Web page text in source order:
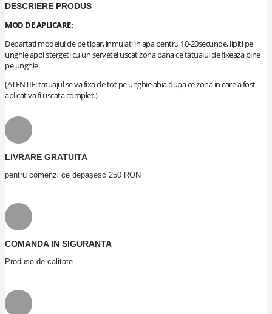
DESCRIERE PRODUS
MOD DE APLICARE:
Departati modelul de pe tipar, inmuiati in apa pentru 10-20secunde, lipiti pe
unghie apoi stergeti cu un servetel uscat zona pana ce tatuajul de fixeaza bine
pe unghie.
(ATENTIE: tatuajul se va fixa de tot pe unghie abia dupa ce zona in care a fost
aplicat va fi uscata complet.)
LIVRARE GRATUITA
pentru comenzi ce depaşesc 250 RON
COMANDA IN SIGURANTA
Produse de calitate